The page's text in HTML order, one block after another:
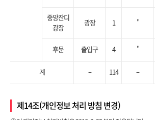
중앙잔디
광장
광장 1 "
후문 출입구 4 "
계 – 114 –
제14조(개인정보 처리 방침 변경)